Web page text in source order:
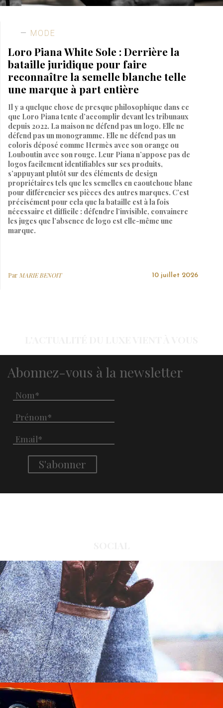
MODE
Loro Piana White Sole : Derrière la
bataille juridique pour faire
reconnaître la semelle blanche telle
une marque à part entière
Il y a quelque chose de presque philosophique dans ce
que Loro Piana tente d’accomplir devant les tribunaux
depuis 2022. La maison ne défend pas un logo. Elle ne
défend pas un monogramme. Elle ne défend pas un
coloris déposé comme Hermès avec son orange ou
Louboutin avec son rouge. Leur Piana n’appose pas de
logos facilement identifiables sur ses produits,
s’appuyant plutôt sur des éléments de design
propriétaires tels que les semelles en caoutchouc blanc
pour différencier ses pièces des autres marques. C’est
précisément pour cela que la bataille est à la fois
nécessaire et difficile : défendre l’invisible, convaincre
les juges que l’absence de logo est elle-même une
marque.
Par MARIE BENOIT 10 juillet 2026
Abonnez-vous à la newsletter